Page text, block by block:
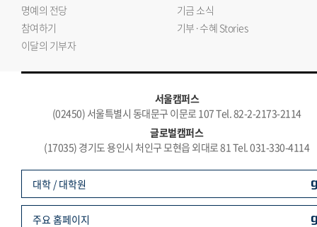
명예의 전당
기금 소식
참여하기
기부·수혜 Stories
이달의 기부자
서울캠퍼스
(02450) 서울특별시 동대문구 이문로 107 Tel. 82-2-2173-2114
글로벌캠퍼스
(17035) 경기도 용인시 처인구 모현읍 외대로 81 Tel. 031-330-4114
대학 / 대학원
주요 홈페이지